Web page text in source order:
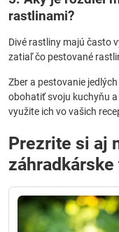
rastlinami?
Divé rastliny majú často
zatiaľ čo pestované
Zber a pestovanie
obohatiť svoju kuchyňu
využite ich vo vašich
Prezrite si aj
záhradkárske